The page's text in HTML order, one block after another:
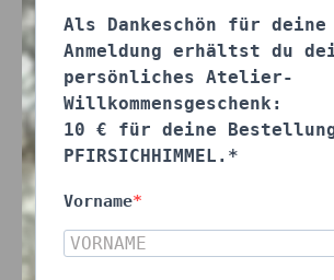
Als Dankeschön für deine
Anmeldung erhältst du
persönliches Atelier-
Willkommensgeschenk:
10 € für deine
PFIRSICHHIMMEL.*
Vorname